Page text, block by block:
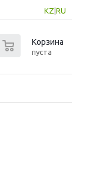
KZ RU
Корзина
пуста